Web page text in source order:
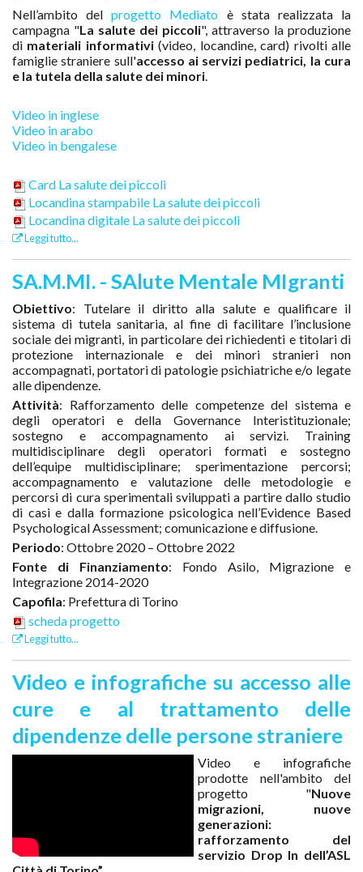
Nell’ambito delprogetto Mediato è stata realizzata la
campagna "La salute dei piccoli", attraverso la produzione
di materiali informativi(video, locandine, card) rivolti alle
famiglie straniere sull'accesso ai servizi pediatrici, la cura
e la tutela della salute dei minori.
Video in inglese
Video in arabo
Video in bengalese
Card La salute dei piccoli
Locandina stampabile La salute dei piccoli
Locandina digitale La salute dei piccoli
Leggi tutto...
SA.M.MI. - SAlute Mentale MIgranti
Obiettivo: Tutelare il diritto alla salute e qualificare il
sistema di tutela sanitaria, al fine di facilitare l’inclusione
sociale dei migranti, in particolare dei richiedenti e titolari di
protezione internazionale e dei minori stranieri non
accompagnati, portatori di patologie psichiatriche e/o legate
alle dipendenze.
Attività: Rafforzamento delle competenze del sistema e
degli operatori e della Governance Interistituzionale;
sostegno e accompagnamento ai servizi. Training
multidisciplinare degli operatori formati e sostegno
dell’equipe multidisciplinare; sperimentazione percorsi;
accompagnamento e valutazione delle metodologie e
percorsi di cura sperimentali sviluppati a partire dallo studio
di casi e dalla formazione psicologica nell’Evidence Based
Psychological Assessment; comunicazione e diffusione.
Periodo: Ottobre 2020 – Ottobre 2022
Fonte di Finanziamento: Fondo Asilo, Migrazione e
Integrazione 2014-2020
Capofila: Prefettura di Torino
scheda progetto
Leggi tutto...
Video e infografiche su accesso alle
cure e al trattamento delle
dipendenze delle persone straniere
Video e infografiche
prodotte nell'ambito del
progetto "Nuove
migrazioni, nuove
generazioni:
rafforzamento del
servizio Drop In dell’ASL